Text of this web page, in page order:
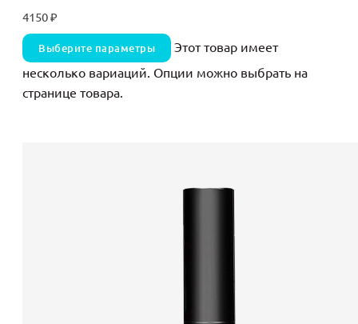
4150₽
Выберите параметры
Этот товар имеет
несколько вариаций. Опции можно выбрать на
странице товара.